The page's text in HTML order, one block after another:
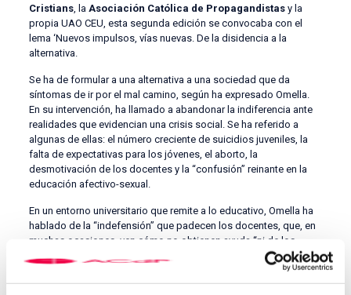
Cristians, la Asociación Católica de Propagandistasy la
propia UAO CEU, esta segunda edición se convocaba con el
lema ‘Nuevos impulsos, vías nuevas. De la disidencia a la
alternativa.
Se ha de formular a una alternativa a una sociedad que da
síntomas de ir por el mal camino, según ha expresado Omella.
En su intervención, ha llamado a abandonar la indiferencia ante
realidades que evidencian una crisis social. Se ha referido a
algunas de ellas: el número creciente de suicidios juveniles, la
falta de expectativas para los jóvenes, el aborto, la
desmotivación de los docentes y la “confusión” reinante en la
educación afectivo-sexual.
En un entorno universitario que remite a lo educativo, Omella ha
hablado de la “indefensión” que padecen los docentes, que, en
muchas ocasiones, ven cómo no obtienen ayuda “ni de los
padres ni de la inspección ni de la consejería”. Respecto a la
educación afectivo-sexual, ha lanzado una voz de alerta sobre el
hecho de que “cada vez crece más hacia abajo en edad el